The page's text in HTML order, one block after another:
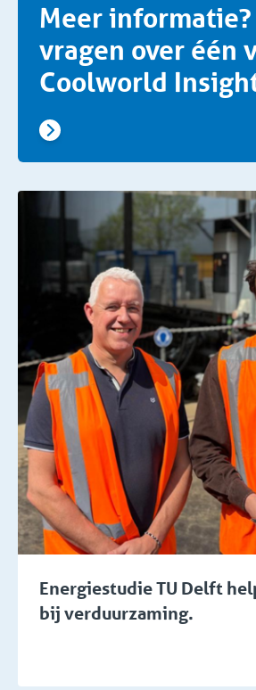
Meer
vragen over één
Coolworld
Energiestudie TU Delft
bij verduurzaming.